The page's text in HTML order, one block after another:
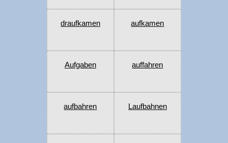
draufkamen aufkamen
Aufgaben auffahren
aufbahren Laufbahnen